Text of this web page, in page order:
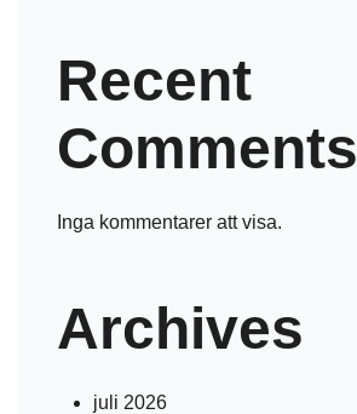
Recent
Comments
Inga kommentarer att visa.
Archives
juli 2026